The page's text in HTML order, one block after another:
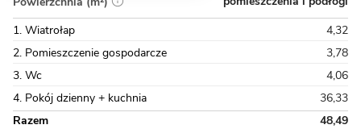
1. Wiatrołap
4,32
2. Pomieszczenie gospodarcze
3,78
3. Wc
4,06
4. Pokój dzienny + kuchnia
36,33
Razem
48,49